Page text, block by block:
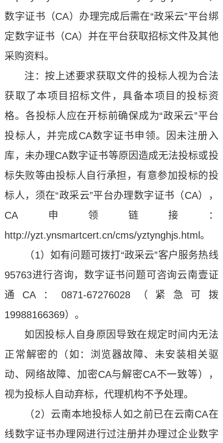
数字证书（CA）办理完成后需在“政采云”平台绑
定数字证书（CA）并在平台获取招标文件及其他
采购资料。
注：按上述要求获取文件的投标人视为合法
获取了本项目招标文件，具备本项目的投标资
格。各投标人应在开标前确保成为“政采云”平台
投标人，并完成CA数字证书申领。因未注册入
库，未办理CA数字证书等原因造成无法投标或投
标失败等由投标人自行承担，有意参加投标的投
标人，须在“政采云”平台办理数字证书（CA），
CA申领链接：
http://yzt.ynsmartcert.cn/cms/yztynghjs.html。
（1）如有问题可拨打“政采云”客户服务热线
95763进行咨询，数字证书问题可咨询云南壹证
通CA：0871-67276028（紧急可拨
19988166369）。
如因投标人自身原因导致在规定时间内无法
正常解密的（如：浏览器故障、未安装相关驱
动、网络故障、加密CA与解密CA不一致等），
视为投标人自动弃标，代理机构不予处理。
（2）云南本地投标人如之前已在云南CA在
线数字证书办理网进行过注册并办理过企业数字